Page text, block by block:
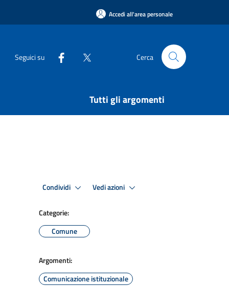
Accedi all'area personale
Seguici su Cerca
Tutti gli argomenti
Condividi Vedi azioni
Categorie:
Comune
Argomenti:
Comunicazione istituzionale